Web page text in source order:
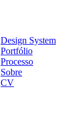
Design System
Portfólio
Processo
Sobre
CV